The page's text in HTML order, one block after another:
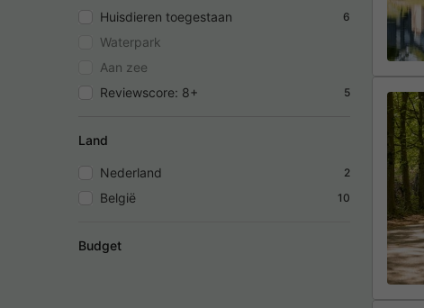
Huisdieren toegestaan 6
Waterpark
Aan zee
Reviewscore: 8+
5
Land
Nederland 2
België 10
Budget